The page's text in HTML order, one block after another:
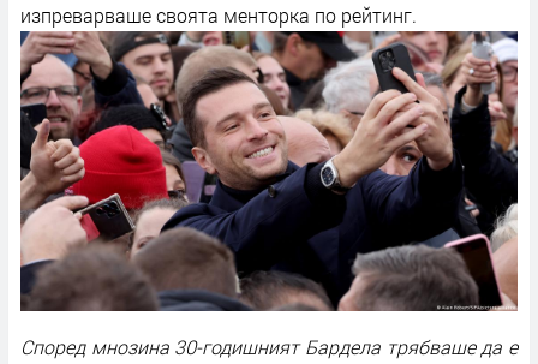
изпреварваше своята менторка по рейтинг.
Според мнозина 30-годишният Бардела трябваше да е